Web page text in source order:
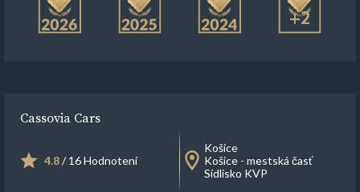
+2
Cassovia Cars
4.8/ 16 Hodnotení
Košice
Košice - mestská časť
Sídlisko KVP